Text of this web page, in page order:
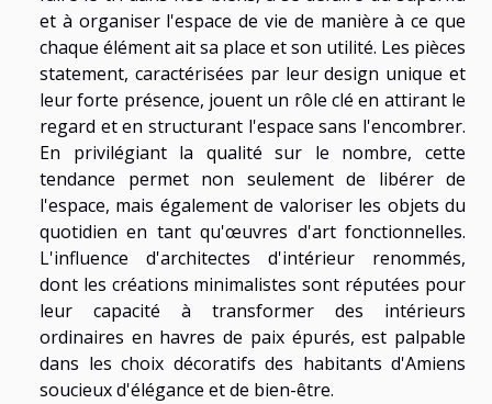
et à organiser l'espace de vie de manière à ce que
chaque élément ait sa place et son utilité. Les pièces
statement, caractérisées par leur design unique et
leur forte présence, jouent un rôle clé en attirant le
regard et en structurant l'espace sans l'encombrer.
En privilégiant la qualité sur le nombre, cette
tendance permet non seulement de libérer de
l'espace, mais également de valoriser les objets du
quotidien en tant qu'œuvres d'art fonctionnelles.
L'influence d'architectes d'intérieur renommés,
dont les créations minimalistes sont réputées pour
leur capacité à transformer des intérieurs
ordinaires en havres de paix épurés, est palpable
dans les choix décoratifs des habitants d'Amiens
soucieux d'élégance et de bien-être.